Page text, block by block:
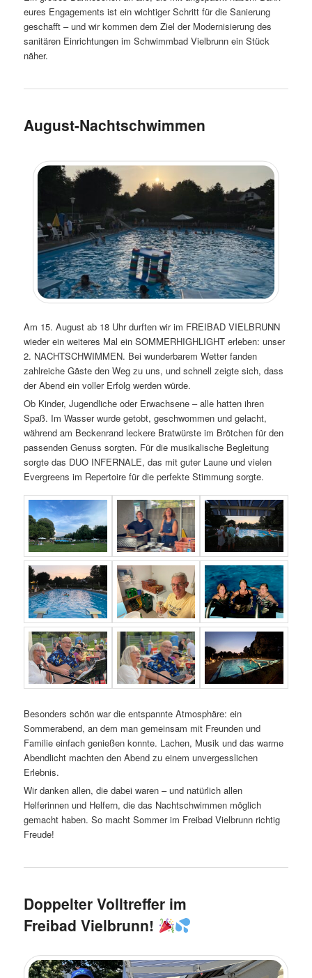
eures Engagements ist ein wichtiger Schritt für die Sanierung
geschafft – und wir kommen dem Ziel der Modernisierung des
sanitären Einrichtungen im Schwimmbad Vielbrunn ein Stück
näher.
August-Nachtschwimmen
Am 15. August ab 18 Uhr durften wir im FREIBAD VIELBRUNN
wieder ein weiteres Mal ein SOMMERHIGHLIGHT erleben: unser
2. NACHTSCHWIMMEN. Bei wunderbarem Wetter fanden
zahlreiche Gäste den Weg zu uns, und schnell zeigte sich, dass
der Abend ein voller Erfolg werden würde.
Ob Kinder, Jugendliche oder Erwachsene – alle hatten ihren
Spaß. Im Wasser wurde getobt, geschwommen und gelacht,
während am Beckenrand leckere Bratwürste im Brötchen für den
passenden Genuss sorgten. Für die musikalische Begleitung
sorgte das DUO INFERNALE, das mit guter Laune und vielen
Evergreens im Repertoire für die perfekte Stimmung sorgte.
Besonders schön war die entspannte Atmosphäre: ein
Sommerabend, an dem man gemeinsam mit Freunden und
Familie einfach genießen konnte. Lachen, Musik und das warme
Abendlicht machten den Abend zu einem unvergesslichen
Erlebnis.
Wir danken allen, die dabei waren – und natürlich allen
Helferinnen und Helfern, die das Nachtschwimmen möglich
gemacht haben. So macht Sommer im Freibad Vielbrunn richtig
Freude!
Doppelter Volltreffer im
Freibad Vielbrunn!